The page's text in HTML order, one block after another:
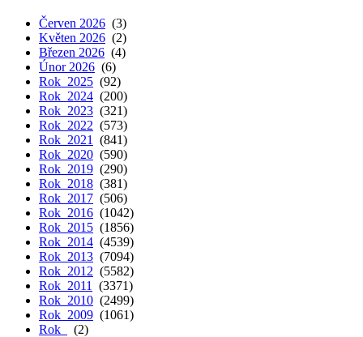
Červen 2026 (3)
Květen 2026 (2)
Březen 2026 (4)
Únor 2026 (6)
Rok 2025 (92)
Rok 2024 (200)
Rok 2023 (321)
Rok 2022 (573)
Rok 2021
(841)
Rok 2020 (590)
Rok 2019 (290)
Rok 2018 (381)
Rok 2017 (506)
Rok 2016 (1042)
Rok 2015 (1856)
Rok 2014 (4539)
Rok 2013 (7094)
Rok 2012 (5582)
Rok 2011
(3371)
Rok 2010 (2499)
Rok 2009 (1061)
Rok
(2)